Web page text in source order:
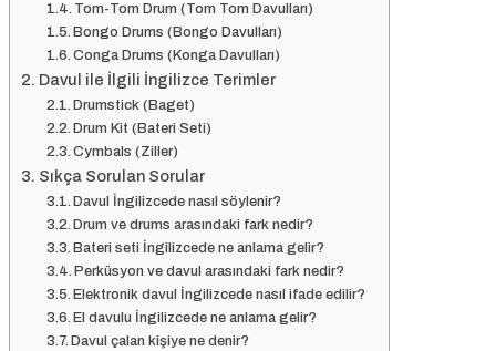
Tom-Tom Drum (Tom Tom Davulları)
Bongo Drums (Bongo Davulları)
Conga Drums (Konga Davulları)
Davul ile İlgili İngilizce Terimler
Drumstick (Baget)
Drum Kit (Bateri Seti)
Cymbals (Ziller)
Sıkça Sorulan Sorular
Davul İngilizcede nasıl söylenir?
Drum ve drums arasındaki fark nedir?
Bateri seti İngilizcede ne anlama gelir?
Perküsyon ve davul arasındaki fark nedir?
Elektronik davul İngilizcede nasıl ifade edilir?
El davulu İngilizcede ne anlama gelir?
Davul çalan kişiye ne denir?